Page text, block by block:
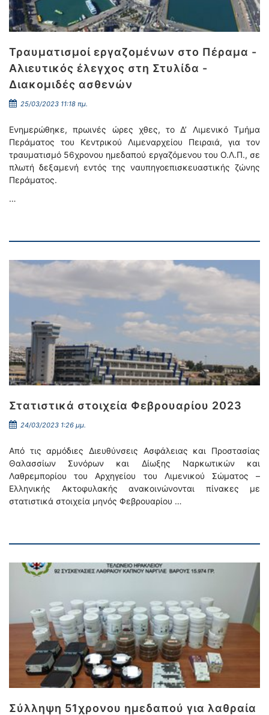
Τραυματισμοί εργαζομένων στο Πέραμα -
Αλιευτικός έλεγχος στη Στυλίδα -
Διακομιδές ασθενών
25/03/2023 11:18 πμ.
Ενημερώθηκε, πρωινές ώρες χθες, το Δ’ Λιμενικό Τμήμα
Περάματος του Κεντρικού Λιμεναρχείου Πειραιά, για τον
τραυματισμό 56χρονου ημεδαπού εργαζόμενου του Ο.Λ.Π., σε
πλωτή δεξαμενή εντός της ναυπηγοεπισκευαστικής ζώνης
Περάματος.
…
Στατιστικά στοιχεία Φεβρουαρίου 2023
24/03/2023 1:26 μμ.
Από τις αρμόδιες Διευθύνσεις Ασφάλειας και Προστασίας
Θαλασσίων Συνόρων και Δίωξης Ναρκωτικών και
Λαθρεμπορίου του Αρχηγείου του Λιμενικού Σώματος –
Ελληνικής Ακτοφυλακής ανακοινώνονται πίνακες με
στατιστικά στοιχεία μηνός Φεβρουαρίου …
Σύλληψη 51χρονου ημεδαπού για λαθραία